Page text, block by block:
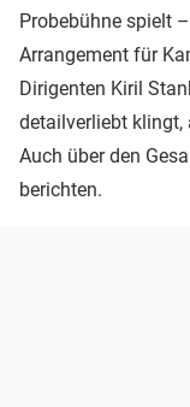
Probebühne spielt
Arrangement für
Dirigenten Kiril
detailverliebt klingt,
Auch über den
berichten.